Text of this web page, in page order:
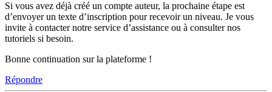
Si vous avez déjà créé un compte auteur, la prochaine étape est
d’envoyer un texte d’inscription pour recevoir un niveau. Je vous
invite à contacter notre service d’assistance ou à consulter nos
tutoriels si besoin.
Bonne continuation sur la plateforme !
Répondre